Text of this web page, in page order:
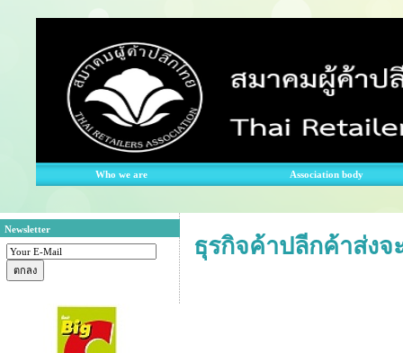
Who we are Association body
Newsletter
ธุรกิจค้าปลีกค้าส่งจ